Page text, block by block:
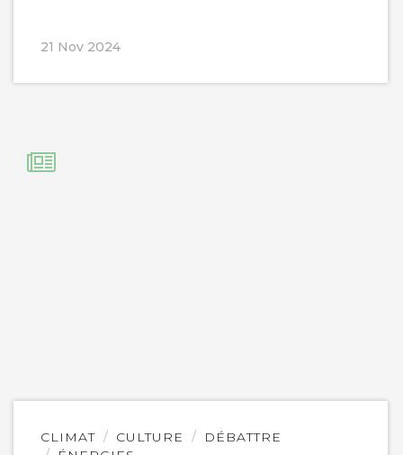
21 Nov 2024
CLIMAT CULTURE
DÉBATTRE
Lire